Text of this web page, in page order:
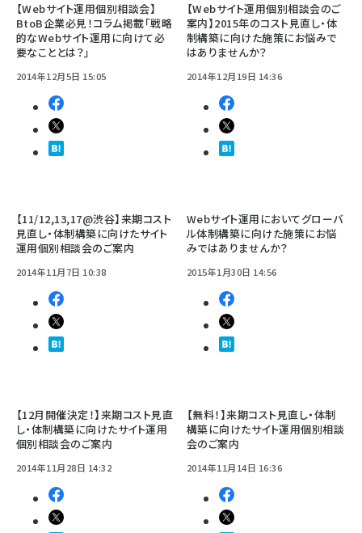
【Webサイト運用個別相談会】
BtoB企業必見！コラム掲載「戦略
的なWebサイト運用に向けて必
要なこととは？」
2014年12月5日 15:05
【Webサイト運用個別相談会のご
案内】2015年のコスト見直し・体
制構築に向けた施策にお悩みで
はありませんか？
2014年12月19日 14:36
【11/12,13,17@渋谷】来期コスト
見直し・体制構築に向けたサイト
運用個別相談会のご案内
2014年11月7日 10:38
Webサイト運用においてグローバ
ル体制構築に向けた施策にお悩
みではありませんか？
2015年1月30日 14:56
【12月開催決定！】来期コスト見直
し・体制構築に向けたサイト運用
個別相談会のご案内
2014年11月28日 14:32
【無料！】来期コスト見直し・体制
構築に向けたサイト運用個別相談
会のご案内
2014年11月14日 16:36